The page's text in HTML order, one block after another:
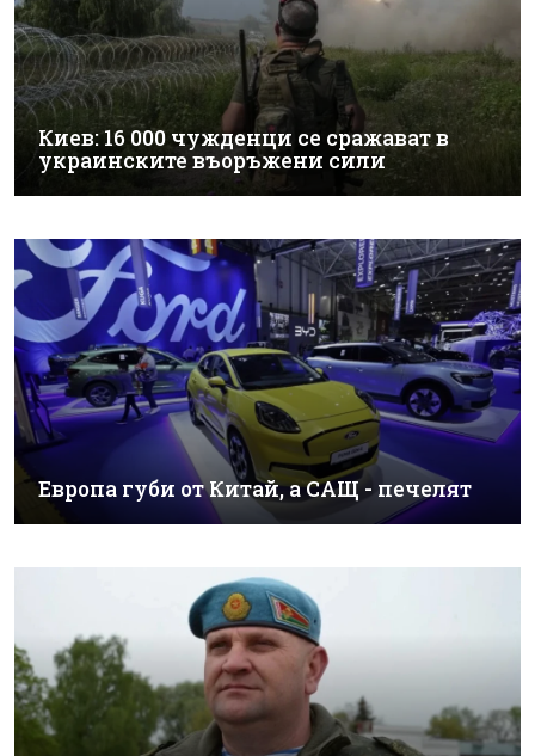
Киев: 16 000 чужденци се сражават в
украинските въоръжени сили
Европа губи от Китай, а САЩ - печелят